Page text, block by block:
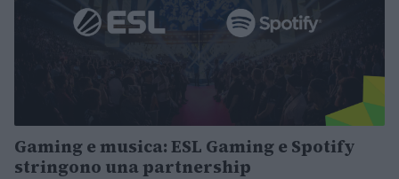
Gaming e musica: ESL Gaming e Spotify
stringono una partnership